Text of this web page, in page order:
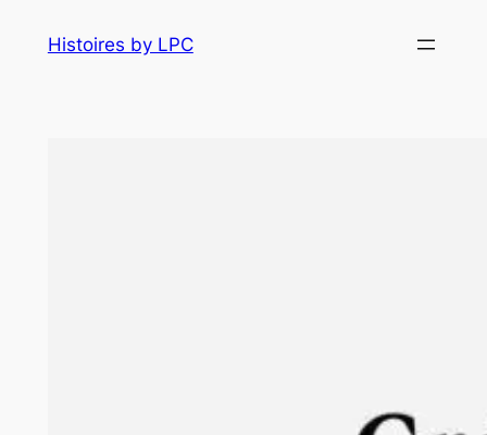
Histoires by LPC